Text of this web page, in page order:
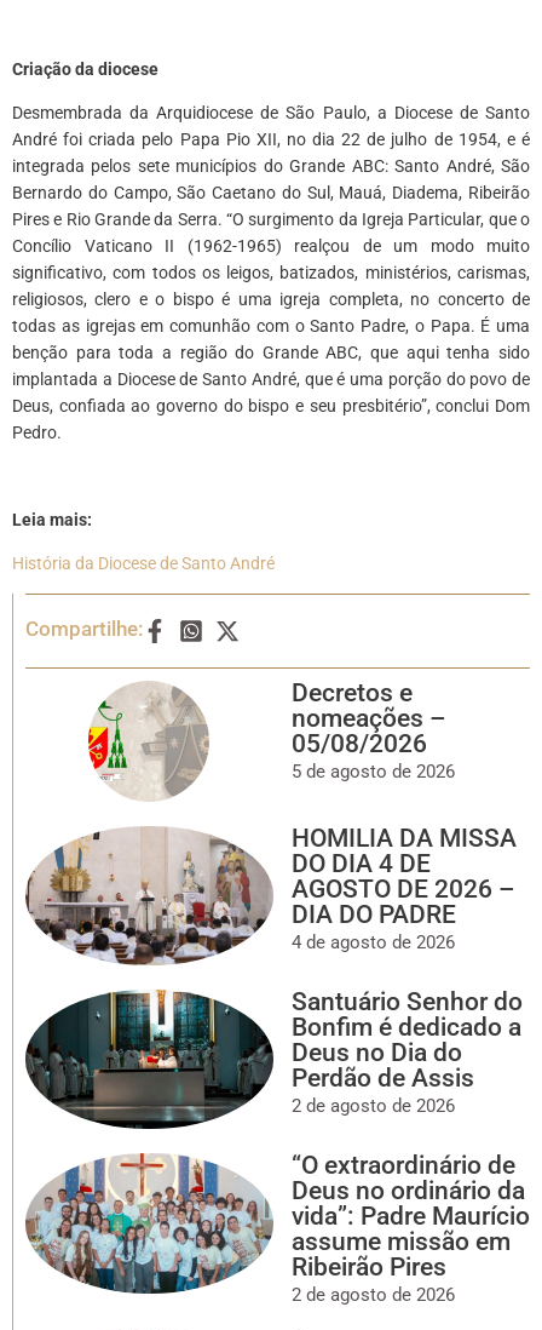
Criação da diocese
Desmembrada da Arquidiocese de São Paulo, a Diocese de Santo
André foi criada pelo Papa Pio XII, no dia 22 de julho de 1954, e é
integrada pelos sete municípios do Grande ABC: Santo André, São
Bernardo do Campo, São Caetano do Sul, Mauá, Diadema, Ribeirão
Pires e Rio Grande da Serra. “O surgimento da Igreja Particular, que o
Concílio Vaticano II (1962-1965) realçou de um modo muito
significativo, com todos os leigos, batizados, ministérios, carismas,
religiosos, clero e o bispo é uma igreja completa, no concerto de
todas as igrejas em comunhão com o Santo Padre, o Papa. É uma
benção para toda a região do Grande ABC, que aqui tenha sido
implantada a Diocese de Santo André, que é uma porção do povo de
Deus, confiada ao governo do bispo e seu presbitério”, conclui Dom
Pedro.
Leia mais:
História da Diocese de Santo André
Compartilhe:
Decretos e
nomeações –
05/08/2026
5 de agosto de 2026
HOMILIA DA MISSA
DO DIA 4 DE
AGOSTO DE 2026 –
DIA DO PADRE
4 de agosto de 2026
Santuário Senhor do
Bonfim é dedicado a
Deus no Dia do
Perdão de Assis
2 de agosto de 2026
“O extraordinário de
Deus no ordinário da
vida”: Padre Maurício
assume missão em
Ribeirão Pires
2 de agosto de 2026